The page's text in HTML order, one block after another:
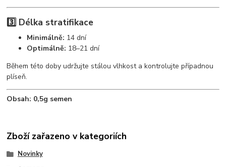
3️⃣ Délka stratifikace
Minimálně: 14 dní
Optimálně: 18–21 dní
Během této doby udržujte stálou vlhkost a kontrolujte případnou
plíseň.
Obsah: 0,5g semen
Zboží zařazeno v kategoriích
Novinky